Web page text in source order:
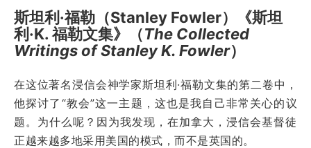
斯坦利·福勒（Stanley Fowler）《斯坦
利·K. 福勒文集》（The Collected
Writings of Stanley K. Fowler）
在这位著名浸信会神学家斯坦利·福勒文集的第二卷中，
他探讨了“教会”这一主题，这也是我自己非常关心的议
题。为什么呢？因为我发现，在加拿大，浸信会基督徒
正越来越多地采用美国的模式，而不是英国的。